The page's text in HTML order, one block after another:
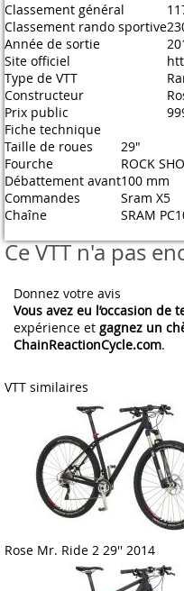
Classement général
Classement rando sportive
Année de sortie
Site officiel
Type de VTT
Constructeur
Prix public
Fiche technique
Taille de roues
29"
Fourche
ROCK
Débattement avant100 mm
Commandes
Sram X5
Chaîne
SRAM
Ce VTT n'a pas
Donnez votre avis
Vous avez eu l’occasion de
expérience et gagnez un
ChainReactionCycle.com.
VTT similaires
Rose Mr. Ride 2 29'' 2014